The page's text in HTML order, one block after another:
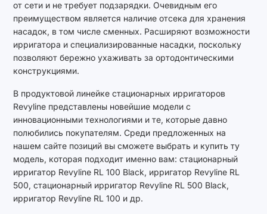
от сети и не требует подзарядки. Очевидным его
преимуществом является наличие отсека для хранения
насадок, в том числе сменных. Расширяют возможности
ирригатора и специализированные насадки, поскольку
позволяют бережно ухаживать за ортодонтическими
конструкциями.
В продуктовой линейке стационарных ирригаторов
Revyline представлены новейшие модели с
инновационными технологиями и те, которые давно
полюбились покупателям. Среди предложенных на
нашем сайте позиций вы сможете выбрать и купить ту
модель, которая подходит именно вам: стационарный
ирригатор Revyline RL 100 Black, ирригатор Revyline RL
500, стационарный ирригатор Revyline RL 500 Black,
ирригатор Revyline RL 100 и др.